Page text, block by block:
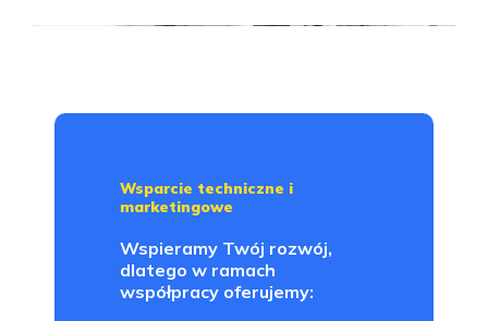
Wsparcie techniczne i
marketingowe
Wspieramy Twój rozwój,
dlatego w ramach
współpracy oferujemy: